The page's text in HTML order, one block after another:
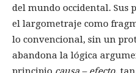
del mundo occidental. Sus
el largometraje como
lo convencional, sin un
abandona la lógica